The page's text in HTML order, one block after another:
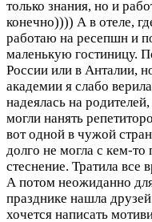
только знания, но и
конечно)))) А в отеле,
работаю на ресепшн и
маленькую гостиницу.
России или в Анталии,
академии я слабо
надеялась на
могли нанять
вот одной в чужой
долго не могла с кем-
стеснение. Тратила все
А потом неожиданно
празднике нашла
хочется написать